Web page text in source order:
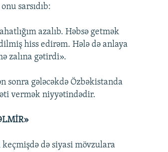
sarsıdıb:
azalıb. Həbsə getmək
hiss edirəm. Hələ də anlaya
zalına gətirdi».
sonra gələcəkdə Özbəkistanda
vermək niyyətindədir.
də siyasi mövzulara